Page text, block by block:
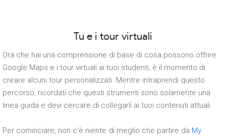
Tu e i tour virtuali
Ora che hai una comprensione di base di cosa possono offrire
Google Maps e i tour virtuali ai tuoi studenti, è il momento di
creare alcuni tour personalizzati. Mentre intraprendi questo
percorso, ricordati che questi strumenti sono solamente una
linea guida e devi cercare di collegarli ai tuoi contenuti attuali.
Per cominciare, non c'è niente di meglio che partire da My